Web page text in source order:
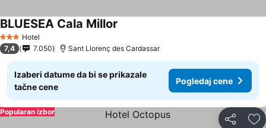
3 Zvezdice
Hotel
BLUESEA Cala Millor
7,4 7.050 Sant Llorenç des Cardassar
Izaberi datume da bi se prikazale
tačne cene
Pogledaj cene
Deli
Popularan izbor